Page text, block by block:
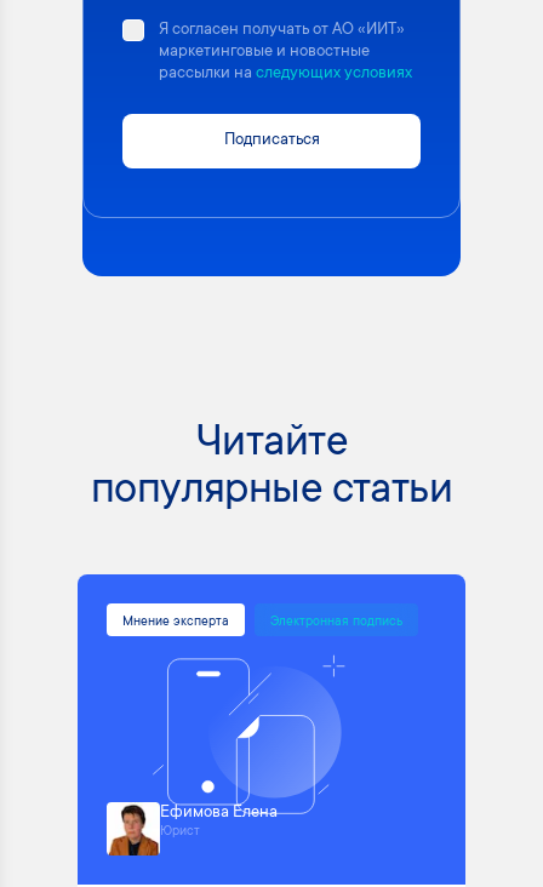
Я согласен получать от АО «ИИТ»
маркетинговые и новостные
рассылки на следующих условиях
Подписаться
Читайте
популярные статьи
Мнение эксперта Электронная подпись
Ефимова Елена
Юрист